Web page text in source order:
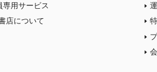
専用サービス
店について